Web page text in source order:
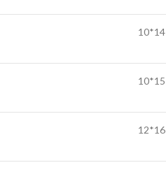
14*10
15*10
16*12